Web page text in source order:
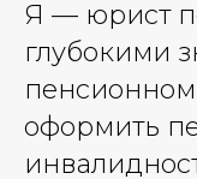
Я — юрист
глубокими
оформить